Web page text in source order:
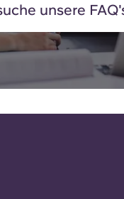
unsere